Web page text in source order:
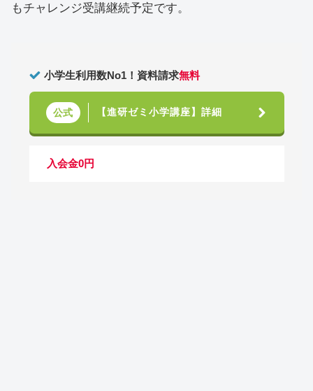
もチャレンジ受講継続予定です。
小学生利用数No1！資料請求無料
公式 【進研ゼミ小学講座】詳細
入会金0円